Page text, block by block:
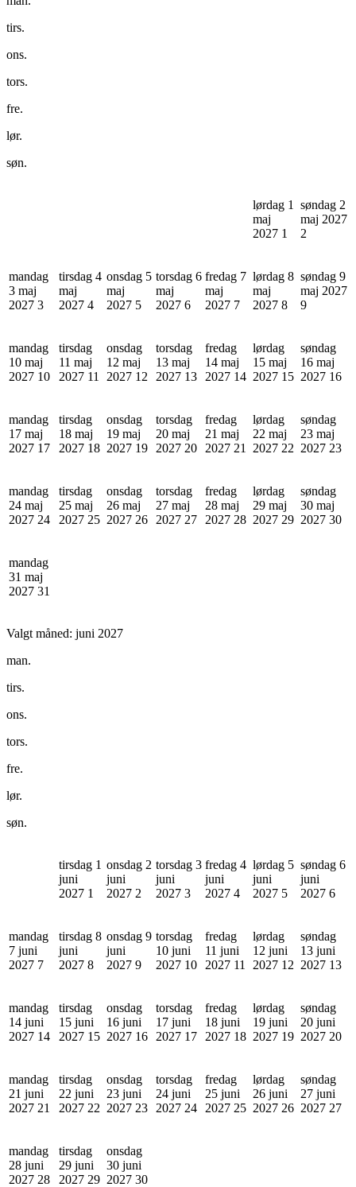
tirs.
ons.
tors.
fre.
lør.
søn.
lørdag 1
maj
2027 1
søndag 2
maj 2027
2
mandag
3 maj
2027 3
tirsdag 4
maj
2027 4
onsdag 5
maj
2027 5
torsdag 6
maj
2027 6
fredag 7
maj
2027 7
lørdag 8
maj
2027 8
søndag 9
maj 2027
9
mandag
10 maj
2027 10
tirsdag
11 maj
2027 11
onsdag
12 maj
2027 12
torsdag
13 maj
2027 13
fredag
14 maj
2027 14
lørdag
15 maj
2027 15
søndag
16 maj
2027 16
mandag
17 maj
2027 17
tirsdag
18 maj
2027 18
onsdag
19 maj
2027 19
torsdag
20 maj
2027 20
fredag
21 maj
2027 21
lørdag
22 maj
2027 22
søndag
23 maj
2027 23
mandag
24 maj
2027 24
tirsdag
25 maj
2027 25
onsdag
26 maj
2027 26
torsdag
27 maj
2027 27
fredag
28 maj
2027 28
lørdag
29 maj
2027 29
søndag
30 maj
2027 30
mandag
31 maj
2027 31
Valgt måned: juni 2027
man.
tirs.
ons.
tors.
fre.
lør.
søn.
tirsdag 1
juni
2027 1
onsdag 2
juni
2027 2
torsdag 3
juni
2027 3
fredag 4
juni
2027 4
lørdag 5
juni
2027 5
søndag 6
juni
2027 6
mandag
7 juni
2027 7
tirsdag 8
juni
2027 8
onsdag 9
juni
2027 9
torsdag
10 juni
2027 10
fredag
11 juni
2027 11
lørdag
12 juni
2027 12
søndag
13 juni
2027 13
mandag
14 juni
2027 14
tirsdag
15 juni
2027 15
onsdag
16 juni
2027 16
torsdag
17 juni
2027 17
fredag
18 juni
2027 18
lørdag
19 juni
2027 19
søndag
20 juni
2027 20
mandag
21 juni
2027 21
tirsdag
22 juni
2027 22
onsdag
23 juni
2027 23
torsdag
24 juni
2027 24
fredag
25 juni
2027 25
lørdag
26 juni
2027 26
søndag
27 juni
2027 27
mandag
28 juni
2027 28
tirsdag
29 juni
2027 29
onsdag
30 juni
2027 30